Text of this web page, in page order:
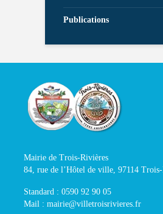
Publications
Mairie de Trois-Rivières
84, rue de l’Hôtel de ville, 97114
Standard : 0590 92 90 05
Mail : mairie@villetroisrivieres.fr